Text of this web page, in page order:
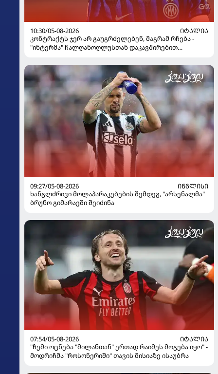
10:30/05-08-2026
ᲘᲢᲐᲚᲘᲐ
კონტრაქტს ჯერ არ გაუგრძელებენ, მაგრამ რჩება -
"ინტერმა" ჩალღანოღლუსთან დაკავშირებით
09:27/05-08-2026
ᲘᲜᲒᲚᲘᲡᲘ
ხანგლძრივი მოლაპარაკებების შემდეგ, "არსენალმა"
ბრუნო გიმარაეში შეიძინა
07:54/05-08-2026
ᲘᲢᲐᲚᲘᲐ
"ჩემი ოცნება "მილანთან" ერთად რაიმეს მოგება იყო" -
მოდრიჩმა "როსონერიში" თავის მისიაზე ისაუბრა